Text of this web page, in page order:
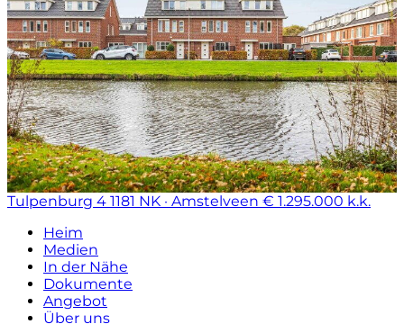
Tulpenburg 4 1181 NK · Amstelveen € 1.295.000 k.k.
Heim
Medien
In der Nähe
Dokumente
Angebot
Über uns